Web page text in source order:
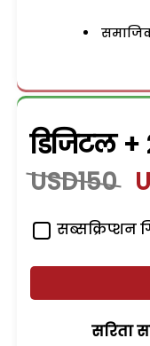
डिजिटल +
USD150
सब्सक्रिप्शन
सरिता